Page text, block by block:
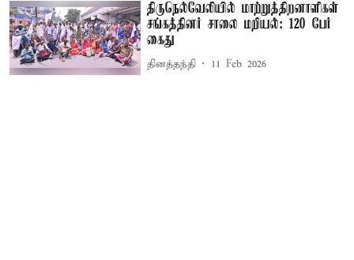
திருநெல்வேலியில் மாற்றுத்திறனாளிகள்
சங்கத்தினர் சாலை மறியல்: 120 பேர்
கைது
தினத்தந்தி 11 Feb 2026